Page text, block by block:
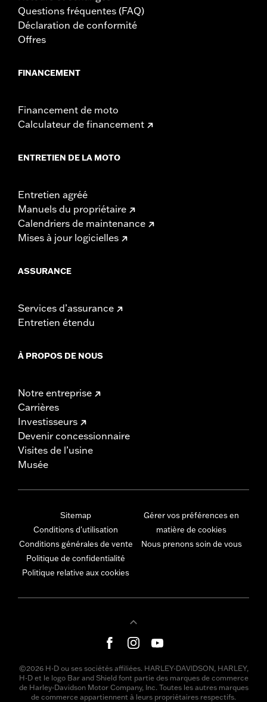
Questions fréquentes (FAQ)
Déclaration de conformité
Offres
FINANCEMENT
Financement de moto
Calculateur de financement
ENTRETIEN DE LA MOTO
Entretien agréé
Manuels du propriétaire
Calendriers de maintenance
Mises à jour logicielles
ASSURANCE
Services d’assurance
Entretien étendu
À PROPOS DE NOUS
Notre entreprise
Carrières
Investisseurs
Devenir concessionnaire
Visites de l’usine
Musée
Sitemap
Conditions d'utilisation
Conditions générales de vente
Politique de confidentialité
Politique relative aux cookies
Gérer vos préférences en
matière de cookies
Nous prenons soin de vous
©2026 H-D ou ses sociétés affiliées. HARLEY-DAVIDSON, HARLEY,
H-D et le logo Bar and Shield font partie des marques de commerce
de Harley-Davidson Motor Company, Inc. Toutes les autres marques
de commerce appartiennent à leurs propriétaires respectifs.